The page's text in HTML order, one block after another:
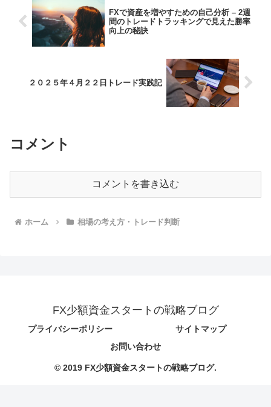
FXで資産を増やすための自己分析 – 2週
間のトレードトラッキングで見えた勝率
向上の秘訣
２０２５年４月２２日トレード実践記
コメント
コメントを書き込む
ホーム 相場の考え方・トレード判断
FX少額資金スタートの戦略ブログ
プライバシーポリシー
サイトマップ
お問い合わせ
© 2019 FX少額資金スタートの戦略ブログ.